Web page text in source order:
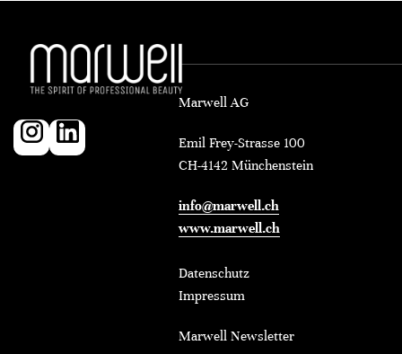
Marwell AG
Emil Frey-Strasse 100
CH-4142 Münchenstein
info@marwell.ch
www.marwell.ch
Datenschutz
Impressum
Marwell Newsletter